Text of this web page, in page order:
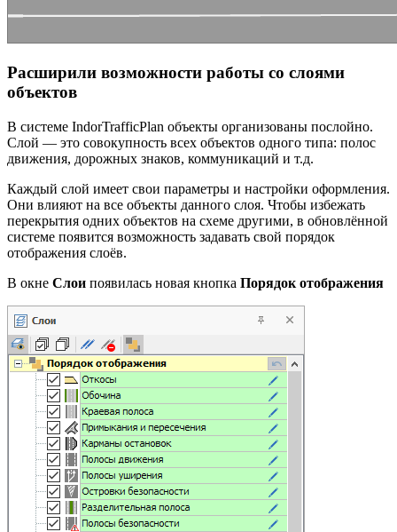
Расширили возможности работы со слоями
объектов
В системе IndorTrafficPlan объекты организованы послойно.
Слой — это совокупность всех объектов одного типа: полос
движения, дорожных знаков, коммуникаций и т.д.
Каждый слой имеет свои параметры и настройки оформления.
Они влияют на все объекты данного слоя. Чтобы избежать
перекрытия одних объектов на схеме другими, в обновлённой
системе появится возможность задавать свой порядок
отображения слоёв.
В окне Слои появилась новая кнопка Порядок отображения